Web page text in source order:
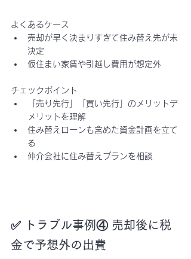
よくあるケース
売却が早く決まりすぎて住み替え先が未
決定
仮住まい家賃や引越し費用が想定外
チェックポイント
「売り先行」「買い先行」のメリットデ
メリットを理解
住み替えローンも含めた資金計画を立て
る
仲介会社に住み替えプランを相談
✅ トラブル事例④ 売却後に税
金で予想外の出費